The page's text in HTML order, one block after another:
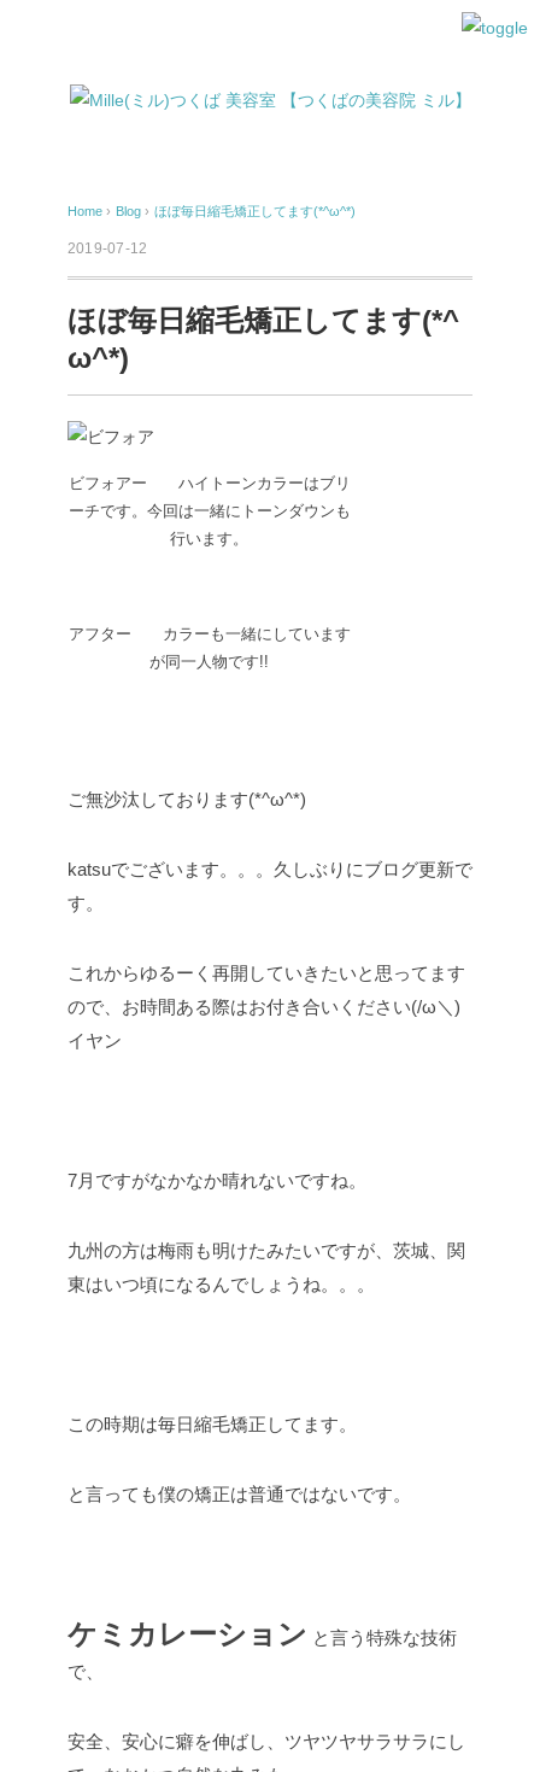
Home › Blog › ほぼ毎日縮毛矯正してます(*^ω^*)
2019-07-12
ほぼ毎日縮毛矯正してます(*^
ω^*)
ビフォアー ハイトーンカラーはブリ
ーチです。今回は一緒にトーンダウンも
行います。
アフター カラーも一緒にしています
が同一人物です!!
ご無沙汰しております(*^ω^*)
katsuでございます。。。久しぶりにブログ更新で
す。
これからゆるーく再開していきたいと思ってます
ので、お時間ある際はお付き合いください(/ω＼)
イヤン
7月ですがなかなか晴れないですね。
九州の方は梅雨も明けたみたいですが、茨城、関
東はいつ頃になるんでしょうね。。。
この時期は毎日縮毛矯正してます。
と言っても僕の矯正は普通ではないです。
ケミカレーション と言う特殊な技術
で、
安全、安心に癖を伸ばし、ツヤツヤサラサラにし